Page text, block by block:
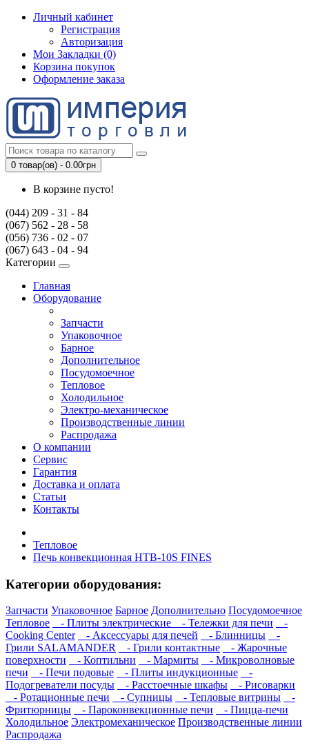
Личный кабинет
Регистрация
Авторизация
Мои Закладки (0)
Корзина покупок
Оформление заказа
0 товар(ов) - 0.00грн
В корзине пусто!
(044) 209 - 31 - 84
(067) 562 - 28 - 58
(056) 736 - 02 - 07
(067) 643 - 04 - 94
Категории
Главная
Оборудование
Запчасти
Упаковочное
Барное
Дополнительное
Посудомоечное
Тепловое
Холодильное
Электро-механическое
Производственные линии
Распродажа
О компании
Сервис
Гарантия
Доставка и оплата
Статьи
Контакты
Тепловое
Печь конвекционная HTB-10S FINES
Категории оборудования:
Запчасти Упаковочное Барное Дополнительно Посудомоечное
Тепловое
- Плиты электрические - Тележки для печи
-
Cooking Center
- Аксессуары для печей - Блинницы
-
Грили SALAMANDER
- Грили контактные
- Жарочные
поверхности
- Коптильни - Мармиты
- Микроволновые
печи
- Печи подовые - Плиты индукционные
-
Подогреватели посуды
- Расстоечные шкафы
- Рисоварки
- Ротационные печи
- Супницы - Тепловые витрины
-
Фритюрницы
- Пароконвекционные печи
- Пицца-печи
Холодильное Электромеханическое Производственные линии
Распродажа